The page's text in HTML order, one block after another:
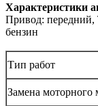
Характеристики
Привод: передний,
бензин
Тип работ
Замена моторного